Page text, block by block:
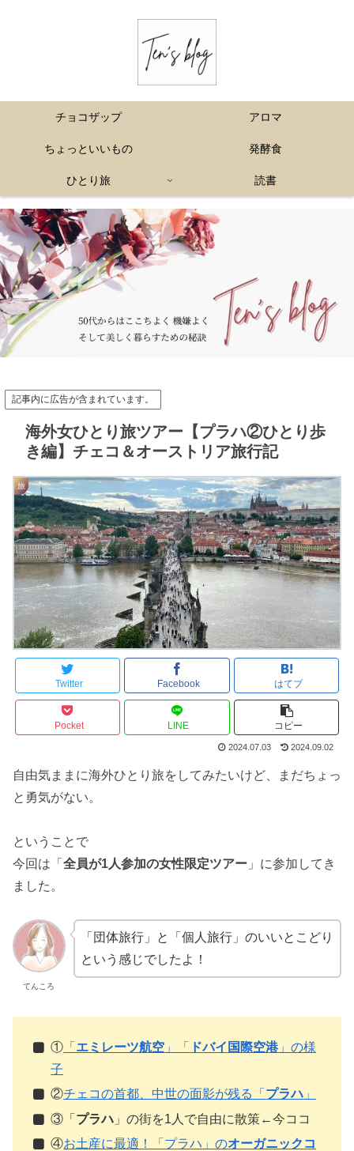
チョコザップ アロマ
ちょっといいもの 発酵食
ひとり旅 読書
記事内に広告が含まれています。
海外女ひとり旅ツアー【プラハ②ひとり歩
き編】チェコ＆オーストリア旅行記
旅
Twitter Facebook はてブ
Pocket LINE コピー
2024.07.03 2024.09.02
自由気ままに海外ひとり旅をしてみたいけど、まだちょっ
と勇気がない。
ということで
今回は「 全員が1人参加の女性限定ツアー 」に参加してき
ました。
てんころ
「団体旅行」と「個人旅行」のいいとこどり
という感じでしたよ！
① 「 エミレーツ航空 」「 ドバイ国際空港」の様
子
②チェコの首都、中世の面影が残る「 プラハ 」
③「 プラハ 」の街を1人で自由に散策←今ココ
④お土産に最適！「プラハ」のオーガニックコ